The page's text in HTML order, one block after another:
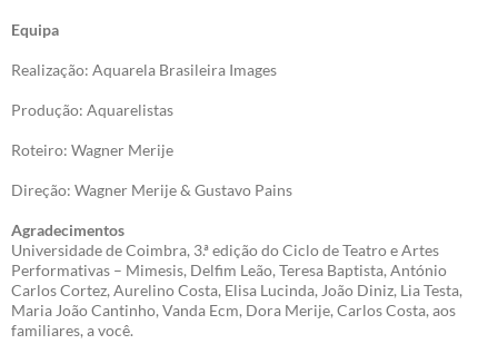
Equipa
Realização: Aquarela Brasileira Images
Produção: Aquarelistas
Roteiro: Wagner Merije
Direção: Wagner Merije & Gustavo Pains
Agradecimentos
Universidade de Coimbra, 3.ª edição do Ciclo de Teatro e Artes
Performativas – Mimesis, Delfim Leão, Teresa Baptista, António
Carlos Cortez, Aurelino Costa, Elisa Lucinda, João Diniz, Lia Testa,
Maria João Cantinho, Vanda Ecm, Dora Merije, Carlos Costa, aos
familiares, a você.